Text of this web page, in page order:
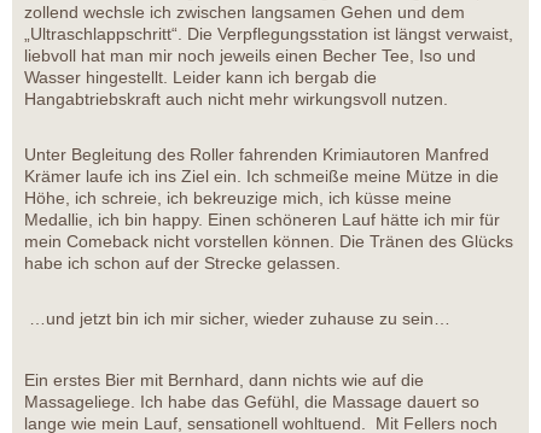
zollend wechsle ich zwischen langsamen Gehen und dem
„Ultraschlappschritt“. Die Verpflegungsstation ist längst verwaist,
liebvoll hat man mir noch jeweils einen Becher Tee, Iso und
Wasser hingestellt. Leider kann ich bergab die
Hangabtriebskraft auch nicht mehr wirkungsvoll nutzen.
Unter Begleitung des Roller fahrenden Krimiautoren Manfred
Krämer laufe ich ins Ziel ein. Ich schmeiße meine Mütze in die
Höhe, ich schreie, ich bekreuzige mich, ich küsse meine
Medallie, ich bin happy. Einen schöneren Lauf hätte ich mir für
mein Comeback nicht vorstellen können. Die Tränen des Glücks
habe ich schon auf der Strecke gelassen.
…und jetzt bin ich mir sicher, wieder zuhause zu sein…
Ein erstes Bier mit Bernhard, dann nichts wie auf die
Massageliege. Ich habe das Gefühl, die Massage dauert so
lange wie mein Lauf, sensationell wohltuend. Mit Fellers noch